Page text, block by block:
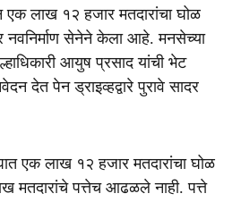
लाख १२ हजार मतदारांचा घोळ
नवनिर्माण सेनेने केला आहे. मनसेच्या
आयुष प्रसाद यांची भेट
देत पेन ड्राइव्हद्वारे पुरावे सादर
एक लाख १२ हजार मतदारांचा घोळ
पत्तेच आढळले नाही. पत्ते